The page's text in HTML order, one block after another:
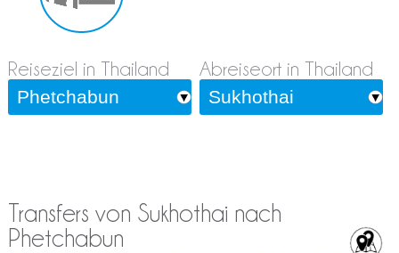
Reiseziel in Thailand Abreiseort in Thailand
Transfers von Sukhothai nach
Phetchabun